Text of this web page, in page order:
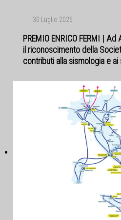
30 Luglio 2026
PREMIO ENRICO FERMI |
il riconoscimento della
contributi alla sismologia e